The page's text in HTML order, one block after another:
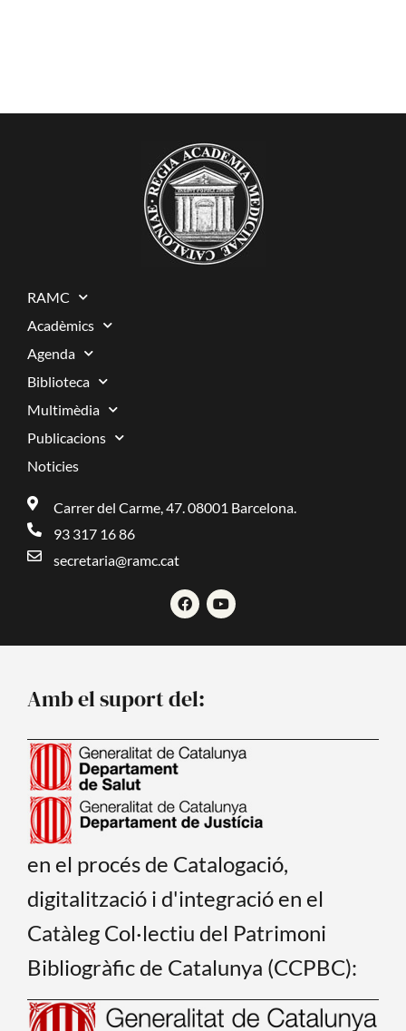
RAMC
Acadèmics
Agenda
Biblioteca
Multimèdia
Publicacions
Noticies
Carrer del Carme, 47. 08001 Barcelona.
93 317 16 86
secretaria@ramc.cat
F
a
c
k
Y
o
u
Amb el suport del:
en el procés de Catalogació,
digitalització i d'integració en el
Catàleg Col·lectiu del Patrimoni
Bibliogràfic de Catalunya (CCPBC):